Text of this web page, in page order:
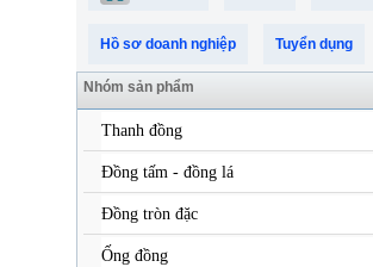
Hồ sơ doanh nghiệp Tuyển dụng
Nhóm sản phẩm
Thanh đồng
Đồng tấm - đồng lá
Đồng tròn đặc
Ống đồng